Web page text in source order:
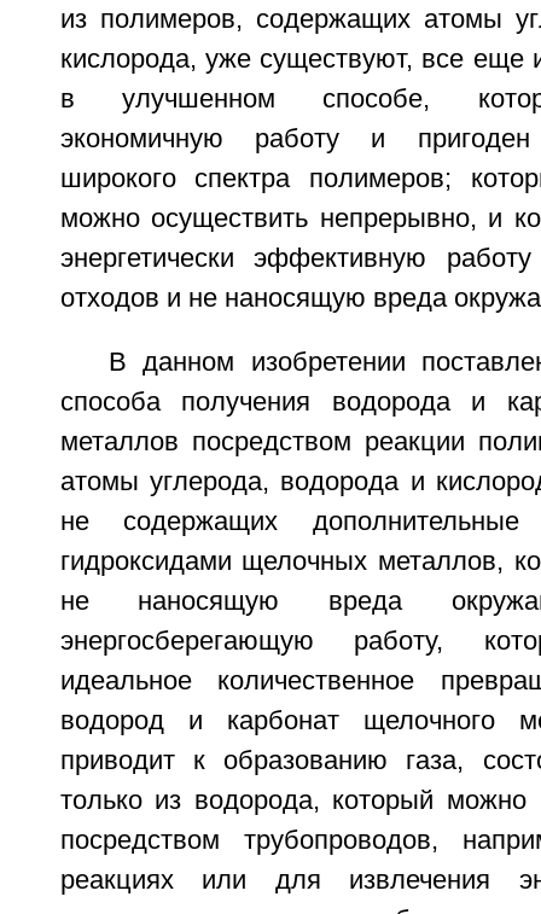
из полимеров, содержащих атомы
кислорода, уже существуют, все еще
в улучшенном способе,
экономичную работу и
широкого спектра полимеров;
можно осуществить непрерывно, и
энергетически эффективную
отходов и не наносящую вреда
В данном изобретении
способа получения водорода и
металлов посредством реакции
атомы углерода, водорода и
не содержащих
гидроксидами щелочных металлов,
не наносящую вреда
энергосберегающую работу,
идеальное количественное
водород и карбонат щелочного
приводит к образованию газа,
только из водорода, который можно
посредством трубопроводов,
реакциях или для извлечения